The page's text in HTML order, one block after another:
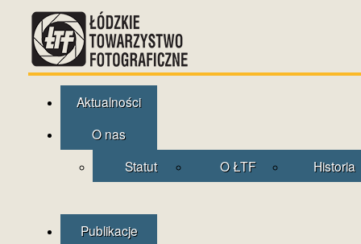
Aktualności
O nas
Statut
O ŁTF Historia
Publikacje